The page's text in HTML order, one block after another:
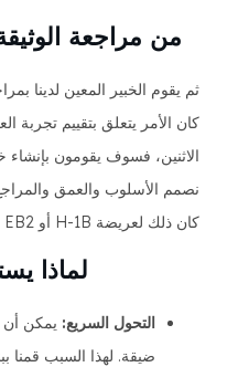
من مراجعة
ثم يقوم الخبير المعين لدينا
كان الأمر يتعلق بتقييم تجربة
الاثنين، فسوف يقومون
نصمم الأسلوب والعمق
كان ذلك لعريضة H-1B أو EB2 أو O1.
لماذا
التحول السريع: يمكن أن
ضيقة. لهذا السبب قمنا